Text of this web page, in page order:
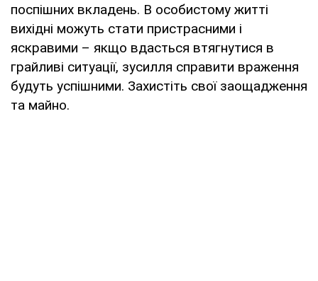
поспішних вкладень. В особистому житті
вихідні можуть стати пристрасними і
яскравими – якщо вдасться втягнутися в
грайливі ситуації, зусилля справити враження
будуть успішними. Захистіть свої заощадження
та майно.